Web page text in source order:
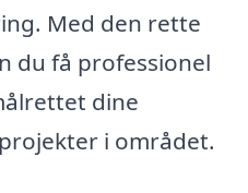
Med den rette
du få professionel
dine
i området.